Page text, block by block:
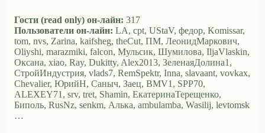
Гости (read only) он-лайн: 317
Пользователи он-лайн: LA, cpt, UStaV, федор, Komissar,
tom, nvs, Zarina, kaifsheg, theCut, ПМ, ЛеонидМаркович,
Oliyshi, marazmiki, falcon, Мульсик, Шумилова, IljaVlaskin,
Оксана, xiao, Ray, Dukitty, Alex2013, ЗеленаяДолина1,
СтройИндустрия, vlads7, RemSpektr, Inna, slavaant, vovkax,
Chevalier, ЮрийН, Саныч, Заец, BMV1, SPP70,
ALEXEY71, srv, tret, Shamin, ЕкатеринаТерещенко,
Биполь, RusNz, senkm, Алька, ambulamba, Wasilij, levtomsk
…